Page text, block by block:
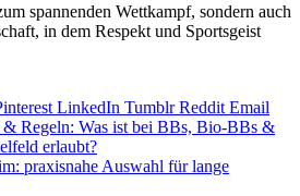
spannenden Wettkampf, sondern auch
in dem Respekt und Sportsgeist
LinkedIn Tumblr Reddit Email
& Regeln: Was ist bei BBs, Bio-BBs &
erlaubt?
praxisnahe Auswahl für lange